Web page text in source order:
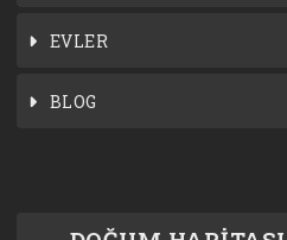
EVLER
BLOG